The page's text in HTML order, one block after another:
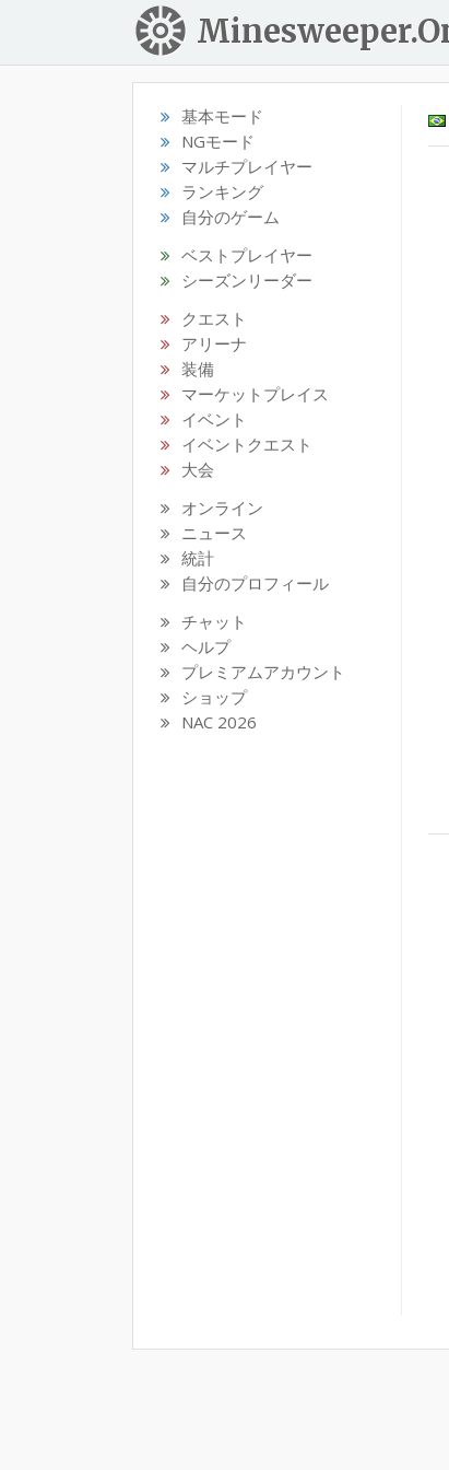
基本モード
NGモード
マルチプレイヤー
ランキング
自分のゲーム
ベストプレイヤー
シーズンリーダー
クエスト
アリーナ
装備
マーケットプレイス
イベント
イベントクエスト
大会
オンライン
ニュース
統計
自分のプロフィール
チャット
ヘルプ
プレミアムアカウント
ショップ
NAC 2026